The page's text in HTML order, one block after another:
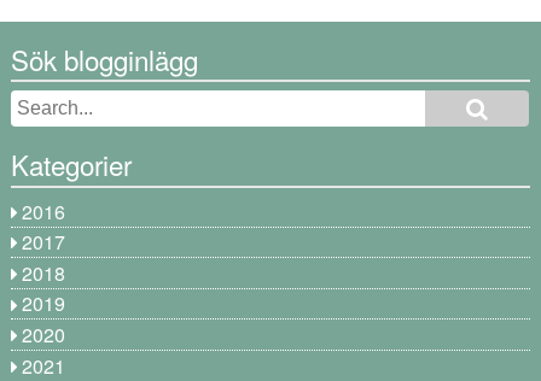
Sök blogginlägg
Kategorier
2016
2017
2018
2019
2020
2021